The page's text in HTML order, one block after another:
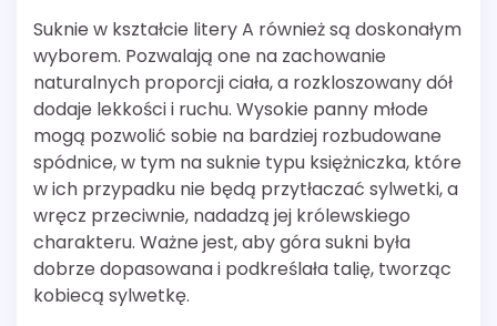
Suknie w kształcie litery A również są doskonałym
wyborem. Pozwalają one na zachowanie
naturalnych proporcji ciała, a rozkloszowany dół
dodaje lekkości i ruchu. Wysokie panny młode
mogą pozwolić sobie na bardziej rozbudowane
spódnice, w tym na suknie typu księżniczka, które
w ich przypadku nie będą przytłaczać sylwetki, a
wręcz przeciwnie, nadadzą jej królewskiego
charakteru. Ważne jest, aby góra sukni była
dobrze dopasowana i podkreślała talię, tworząc
kobiecą sylwetkę.